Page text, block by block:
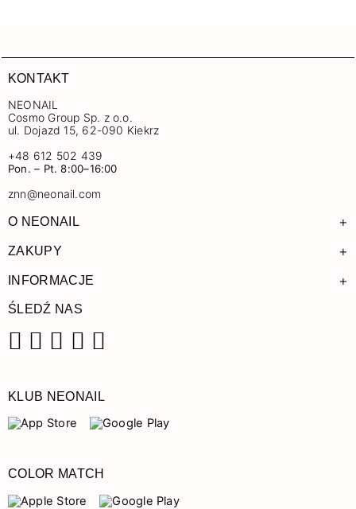
KONTAKT
NEONAIL
Cosmo Group Sp. z o.o.
ul. Dojazd 15, 62-090 Kiekrz
+48 612 502 439
Pon. – Pt. 8:00–16:00
znn@neonail.com
O NEONAIL +
ZAKUPY +
INFORMACJE +
ŚLEDŹ NAS
KLUB NEONAIL
COLOR MATCH